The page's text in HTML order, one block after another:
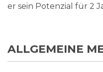
er sein Potenzial für 2
ALLGEMEINE